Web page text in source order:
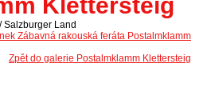
Salzburger Land
Zábavná rakouská feráta Postalmklamm
Zpět do galerie Postalmklamm Klettersteig